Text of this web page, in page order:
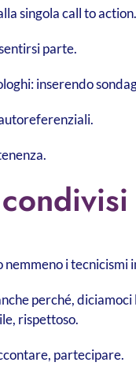
singola call to action.
parte.
inserendo
i tecnicismi
perché,
rispettoso.
partecipare.